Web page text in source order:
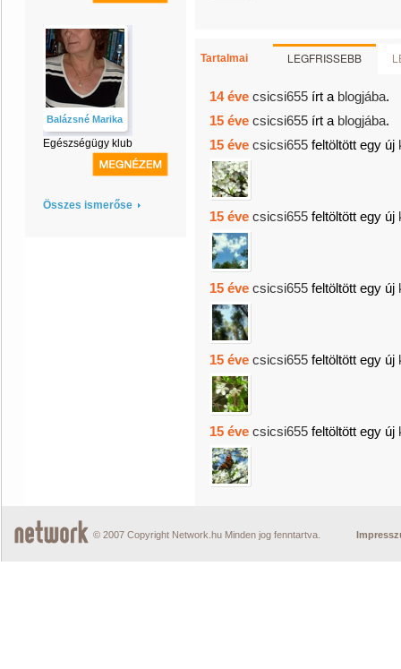
Balázsné Marika
Egészségügy klub
Összes ismerőse
Tartalmai LEGFRISSEBB
14 éve csicsi655 írt a blogjába.
15 éve csicsi655 írt a blogjába.
15 éve csicsi655 feltöltött egy új
15 éve csicsi655 feltöltött egy új
15 éve csicsi655 feltöltött egy új
15 éve csicsi655 feltöltött egy új
15 éve csicsi655 feltöltött egy új
© 2007 Copyright Network.hu Minden jog fenntartva.